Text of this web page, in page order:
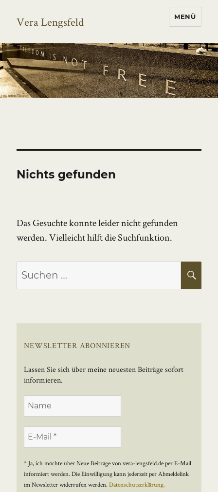
Vera Lengsfeld MENÜ
Nichts gefunden
Das Gesuchte konnte leider nicht gefunden
werden. Vielleicht hilft die Suchfunktion.
Suchen
nach:
NEWSLETTER ABONNIEREN
Lassen Sie sich über meine neuesten Beiträge sofort
informieren.
* Ja, ich möchte über Neue Beiträge von vera-lengsfeld.de per E-Mail
informiert werden. Die Einwilligung kann jederzeit per Abmeldelink
im Newsletter widerrufen werden.Datenschutzerklärung.